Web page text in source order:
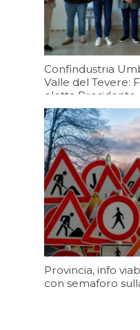
Confindustria
Valle del Tevere:
eletta Presidente
Oggi 19:20
Provincia, info
con semaforo